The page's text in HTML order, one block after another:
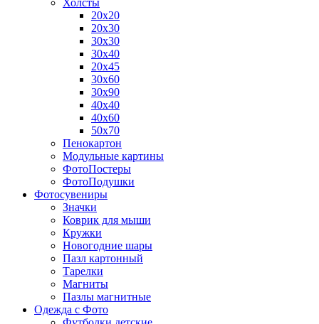
20х20
20х30
30х30
30х40
20х45
30х60
30х90
40х40
40х60
50х70
Пенокартон
Модульные картины
ФотоПостеры
ФотоПодушки
Фотоcувениры
Значки
Коврик для мыши
Кружки
Новогодние шары
Пазл картонный
Тарелки
Магниты
Пазлы магнитные
Одежда с Фото